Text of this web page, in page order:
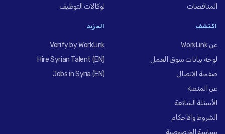
المناقصات
لوكالات التوظيف
اكتشف
عن WorkLink
لوحة بيانات سوق العمل
صفحة الاتصال
عن المنصة
الأسئلة الشائعة
الشروط والأحكام
المزيد
Verify by WorkLink
Hire Syrian Talent (EN)
Jobs in Syria (EN)